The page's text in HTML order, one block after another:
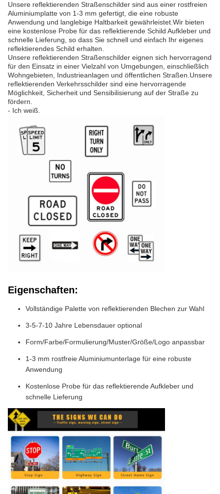
Unsere reflektierenden Straßenschilder sind aus einer rostfreien
Aluminiumplatte von 1-3 mm gefertigt, die eine robuste
Anwendung und langlebige Haltbarkeit gewährleistet.Wir bieten
eine kostenlose Probe für das reflektierende Schild Aufkleber und
schnelle Lieferung, so dass Sie schnell und einfach Ihr eigenes
reflektierendes Schild erhalten.
Unsere reflektierenden Straßenschilder eignen sich hervorragend
für den Einsatz in einer Vielzahl von Umgebungen, einschließlich
Wohngebieten, Industrieanlagen und öffentlichen Straßen.Unsere
reflektierenden Verkehrsschilder sind eine hervorragende
Möglichkeit, Sicherheit und Sensibilisierung auf der Straße zu
fördern.
- Ich weiß.
Eigenschaften:
Vollständige Palette von reflektierenden Blechen zur Wahl
3-5-7-10 Jahre Lebensdauer optional
Form/Farbe/Formulierung/Muster/Größe/Logo anpassbar
1-3 mm rostfreie Aluminiumunterlage für eine robuste
Anwendung
Kostenlose Probe für das reflektierende Aufkleber und
schnelle Lieferung